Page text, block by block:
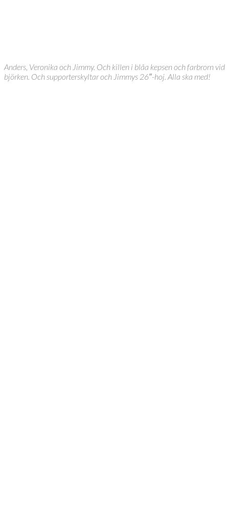
Anders, Veronika och Jimmy. Och killen i blåa kepsen och farbrorn vid
björken. Och supporterskyltar och Jimmys 26″-hoj. Alla ska med!